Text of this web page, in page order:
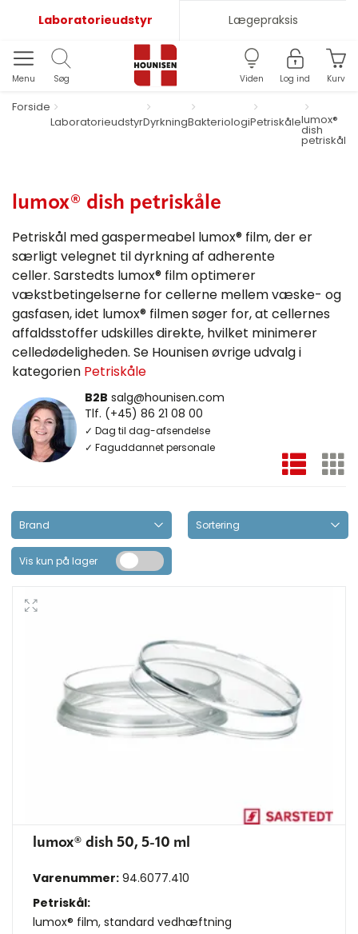
Laboratorieudstyr Lægepraksis
Menu Søg Viden Log ind Kurv
Forside
LaboratorieudstyrDyrkningBakteriologiPetriskålelumox®
dish
petriskåle
lumox® dish petriskåle
Petriskål med gaspermeabel lumox® film, der er
særligt velegnet til dyrkning af adherente
celler. Sarstedts lumox® film optimerer
vækstbetingelserne for cellerne mellem væske- og
gasfasen, idet lumox® filmen søger for, at cellernes
affaldsstoffer udskilles direkte, hvilket minimerer
celledødeligheden. Se Hounisen øvrige udvalg i
kategorien Petriskåle
B2B salg@hounisen.com
Tlf. (+45) 86 21 08 00
✓ Dag til dag-afsendelse
✓ Faguddannet personale
Vis kun på lager
lumox® dish 50, 5-10 ml
Varenummer: 94.6077.410
Petriskål:
lumox® film, standard vedhæftning